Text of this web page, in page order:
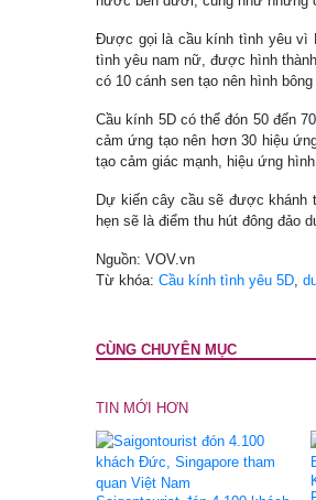
Được gọi là cầu kính tình yêu vì
tình yêu nam nữ, được hình
có 10 cánh sen tạo nên hình bông
Cầu kính 5D có thể đón 50 đến
cảm ứng tạo nên hơn 30 hiệu
tạo cảm giác mạnh, hiệu ứng
Dự kiến cây cầu sẽ được khánh
hẹn sẽ là điểm thu hút đông đảo
Nguồn: VOV.vn
Từ khóa: Cầu kính tình yêu 5D,
CÙNG CHUYÊN MỤC
TIN MỚI HƠN